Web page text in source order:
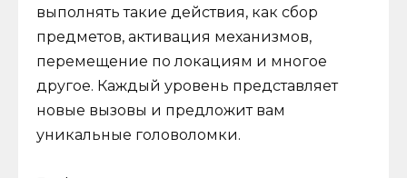
выполнять такие действия, как сбор
предметов, активация механизмов,
перемещение по локациям и многое
другое. Каждый уровень представляет
новые вызовы и предложит вам
уникальные головоломки.